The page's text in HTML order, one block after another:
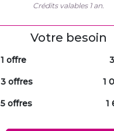
Crédits valables 1 an.
Votre besoin
1 offre
3 offres 1
5 offres 1